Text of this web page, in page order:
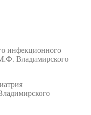
инфекционного
Владимирского